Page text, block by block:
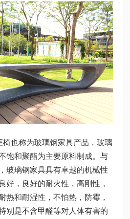
也称为玻璃钢家具产品，玻璃
饱和聚酯为主要原料制成。与
玻璃钢家具具有卓越的机械性
好，良好的耐火性，高刚性，
热和耐湿性，不怕热，防霉，
别是不含甲醛等对人体有害的